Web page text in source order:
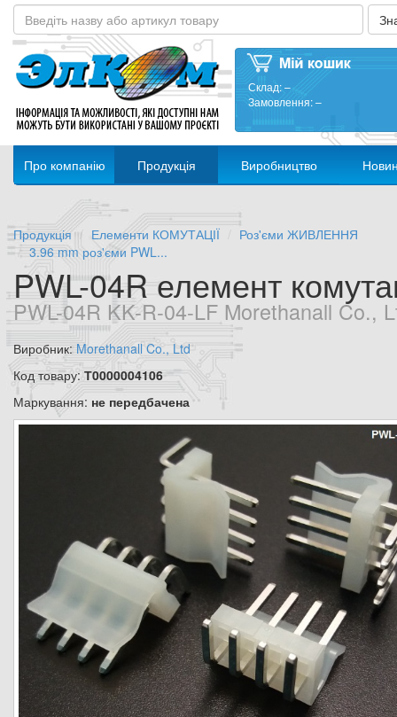
Склад:–
Замовлення:–
Про компанію Продукція Виробництво
Продукція Елементи КОМУТАЦІЇ
Роз'єми ЖИВЛЕННЯ
3.96 mm роз'єми PWL...
PWL-04R елемент
PWL-04R KK-R-04-LF Morethanall Co.,
Виробник: Morethanall Co., Ltd
Код товару:Т0000004106
Маркування: не передбачена